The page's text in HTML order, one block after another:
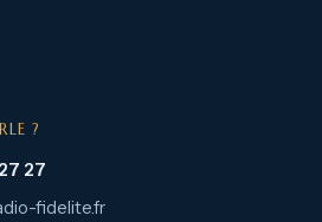
?
27
fidelite.fr